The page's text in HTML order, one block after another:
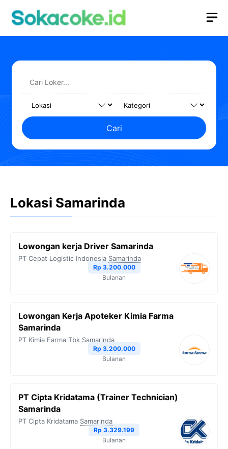
Cari
Lokasi Samarinda
Lowongan kerja Driver Samarinda
PT Cepat Logistic Indonesia Samarinda
Rp 3.200.000
Bulanan
Lowongan Kerja Apoteker Kimia Farma
Samarinda
PT Kimia Farma Tbk Samarinda
Rp 3.200.000
Bulanan
PT Cipta Kridatama (Trainer Technician)
Samarinda
PT Cipta Kridatama Samarinda
Rp 3.329.199
Bulanan